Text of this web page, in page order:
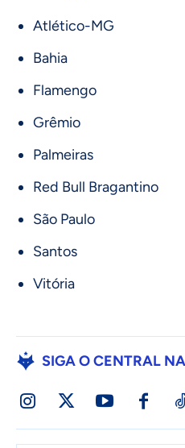
Atlético-MG
Bahia
Flamengo
Grêmio
Palmeiras
Red Bull Bragantino
São Paulo
Santos
Vitória
SIGA O CENTRAL